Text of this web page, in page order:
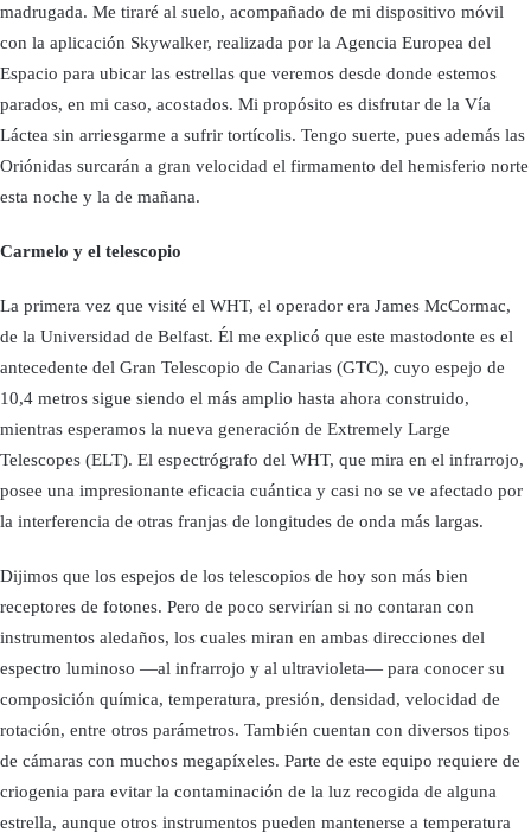
madrugada. Me tiraré al suelo, acompañado de mi dispositivo móvil
con la aplicación Skywalker, realizada por la Agencia Europea del
Espacio para ubicar las estrellas que veremos desde donde estemos
parados, en mi caso, acostados. Mi propósito es disfrutar de la Vía
Láctea sin arriesgarme a sufrir tortícolis. Tengo suerte, pues además las
Oriónidas surcarán a gran velocidad el firmamento del hemisferio norte
esta noche y la de mañana.
Carmelo y el telescopio
La primera vez que visité el WHT, el operador era James McCormac,
de la Universidad de Belfast. Él me explicó que este mastodonte es el
antecedente del Gran Telescopio de Canarias (GTC), cuyo espejo de
10,4 metros sigue siendo el más amplio hasta ahora construido,
mientras esperamos la nueva generación de Extremely Large
Telescopes (ELT). El espectrógrafo del WHT, que mira en el infrarrojo,
posee una impresionante eficacia cuántica y casi no se ve afectado por
la interferencia de otras franjas de longitudes de onda más largas.
Dijimos que los espejos de los telescopios de hoy son más bien
receptores de fotones. Pero de poco servirían si no contaran con
instrumentos aledaños, los cuales miran en ambas direcciones del
espectro luminoso —al infrarrojo y al ultravioleta— para conocer su
composición química, temperatura, presión, densidad, velocidad de
rotación, entre otros parámetros. También cuentan con diversos tipos
de cámaras con muchos megapíxeles. Parte de este equipo requiere de
criogenia para evitar la contaminación de la luz recogida de alguna
estrella, aunque otros instrumentos pueden mantenerse a temperatura